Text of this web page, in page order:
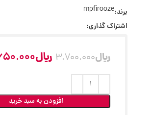
برند:mpfirooze
اشتراک گذاری:
﷼3.700.000 ﷼
افزودن به سبد خرید